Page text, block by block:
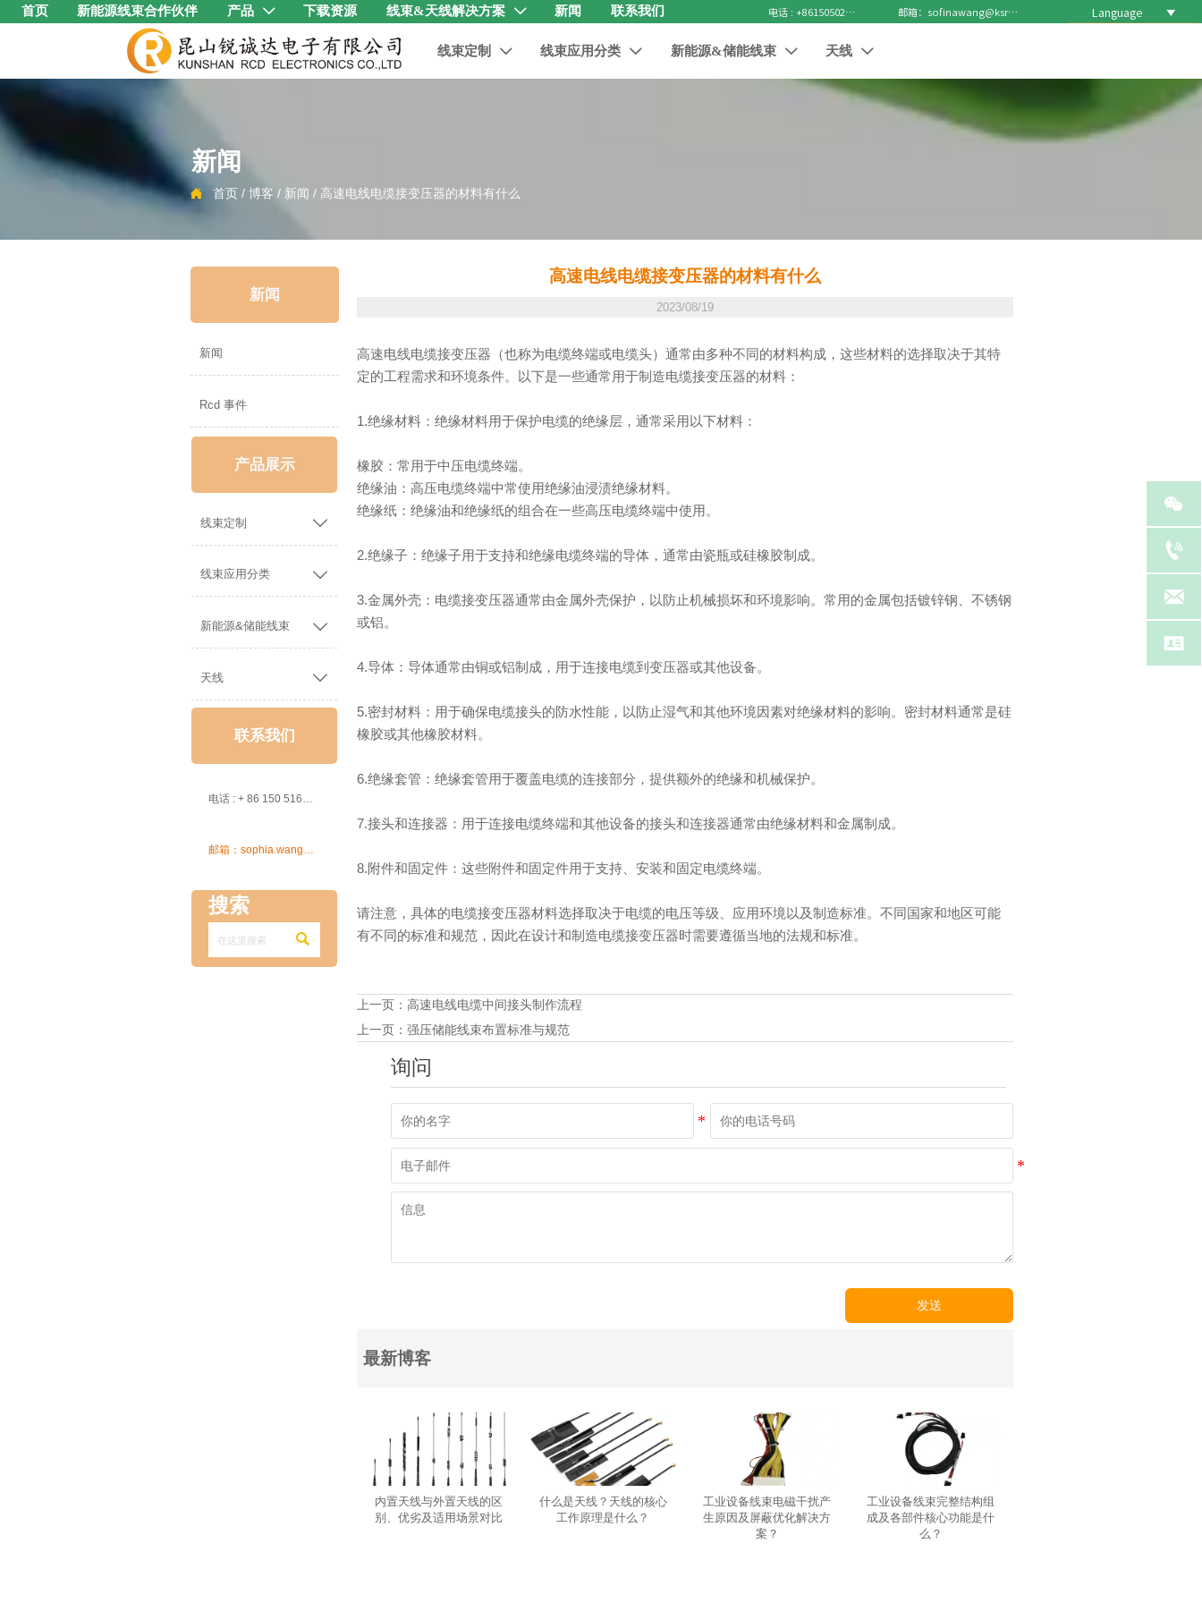
首页 新能源线束合作伙伴 产品  下载资源 线束&天线解决方案  新闻 联系我们 电话 : +8615050271688 邮箱：sofinawang@ksrcd.com Language 
线束定制  线束应用分类  新能源&储能线束  天线 
新闻
 首页/ 博客 / 新闻 / 高速电线电缆接变压器的材料有什么
新闻
新闻
Rcd 事件
产品展示
线束定制 
线束应用分类 
新能源&储能线束 
天线 
联系我们
电话 : + 86 150 5162 5639
 邮箱：sophia.wang@ksrcd.com
搜索

高速电线电缆接变压器的材料有什么
2023/08/19
高速电线电缆接变压器（也称为电缆终端或电缆头）通常由多种不同的材料构成，这些材料的选择取决于其特
定的工程需求和环境条件。以下是一些通常用于制造电缆接变压器的材料：
1.绝缘材料：绝缘材料用于保护电缆的绝缘层，通常采用以下材料：
橡胶：常用于中压电缆终端。
绝缘油：高压电缆终端中常使用绝缘油浸渍绝缘材料。
绝缘纸：绝缘油和绝缘纸的组合在一些高压电缆终端中使用。
2.绝缘子：绝缘子用于支持和绝缘电缆终端的导体，通常由瓷瓶或硅橡胶制成。
3.金属外壳：电缆接变压器通常由金属外壳保护，以防止机械损坏和环境影响。常用的金属包括镀锌钢、不锈钢
或铝。
4.导体：导体通常由铜或铝制成，用于连接电缆到变压器或其他设备。
5.密封材料：用于确保电缆接头的防水性能，以防止湿气和其他环境因素对绝缘材料的影响。密封材料通常是硅
橡胶或其他橡胶材料。
6.绝缘套管：绝缘套管用于覆盖电缆的连接部分，提供额外的绝缘和机械保护。
7.接头和连接器：用于连接电缆终端和其他设备的接头和连接器通常由绝缘材料和金属制成。
8.附件和固定件：这些附件和固定件用于支持、安装和固定电缆终端。
请注意，具体的电缆接变压器材料选择取决于电缆的电压等级、应用环境以及制造标准。不同国家和地区可能
有不同的标准和规范，因此在设计和制造电缆接变压器时需要遵循当地的法规和标准。
上一页： 高速电线电缆中间接头制作流程
上一页：强压储能线束布置标准与规范
询问
发送
最新博客
内置天线与外置天线的区
别、优劣及适用场景对比
什么是天线？天线的核心
工作原理是什么？
工业设备线束电磁干扰产
生原因及屏蔽优化解决方
案？
工业设备线束完整结构组
成及各部件核心功能是什
么？



